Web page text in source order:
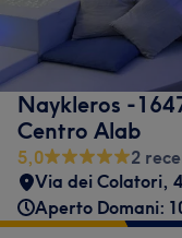
Naykleros -
Centro Alab
5,0
2
Via dei Colatori,
Aperto Domani: